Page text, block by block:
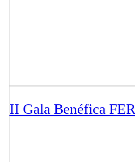
II Gala Benéfica